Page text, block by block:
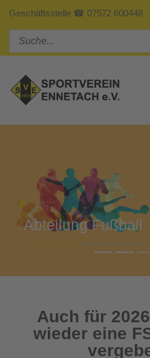
Geschäftsstelle ☎ 07572 600448
Abteilung
Previous
Auch für
wieder eine